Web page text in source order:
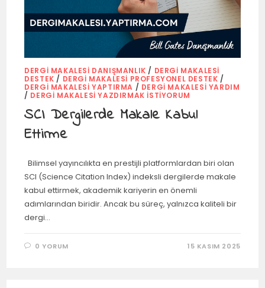
DERGI MAKALESI DANIŞMANLIK / DERGI MAKALESI
DESTEK / DERGI MAKALESI PROFESYONEL DESTEK /
DERGI MAKALESI YAPTIRMA / DERGI MAKALESI YARDIM
/ DERGI MAKALESI YAZDIRMAK İSTIYORUM
SCI Dergilerde Makale Kabul
Ettirme
Bilimsel yayıncılıkta en prestijli platformlardan biri olan
SCI (Science Citation Index) indeksli dergilerde makale
kabul ettirmek, akademik kariyerin en önemli
adımlarından biridir. Ancak bu süreç, yalnızca kaliteli bir
dergi…
0 YORUM 15 KASIM 2025